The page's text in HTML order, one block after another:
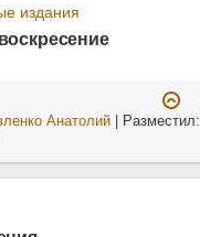
издания
Анатолий | Разместил: